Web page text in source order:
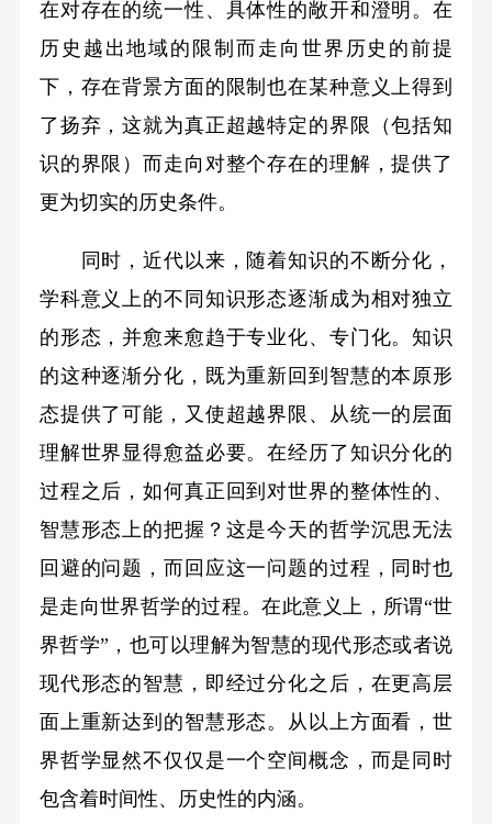
在对存在的统一性、具体性的敞开和澄明。在
历史越出地域的限制而走向世界历史的前提
下，存在背景方面的限制也在某种意义上得到
了扬弃，这就为真正超越特定的界限（包括知
识的界限）而走向对整个存在的理解，提供了
更为切实的历史条件。
同时，近代以来，随着知识的不断分化，
学科意义上的不同知识形态逐渐成为相对独立
的形态，并愈来愈趋于专业化、专门化。知识
的这种逐渐分化，既为重新回到智慧的本原形
态提供了可能，又使超越界限、从统一的层面
理解世界显得愈益必要。在经历了知识分化的
过程之后，如何真正回到对世界的整体性的、
智慧形态上的把握？这是今天的哲学沉思无法
回避的问题，而回应这一问题的过程，同时也
是走向世界哲学的过程。在此意义上，所谓“世
界哲学”，也可以理解为智慧的现代形态或者说
现代形态的智慧，即经过分化之后，在更高层
面上重新达到的智慧形态。从以上方面看，世
界哲学显然不仅仅是一个空间概念，而是同时
包含着时间性、历史性的内涵。